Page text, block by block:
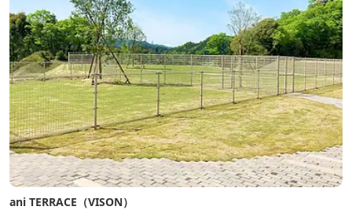
ani TERRACE（VISON）